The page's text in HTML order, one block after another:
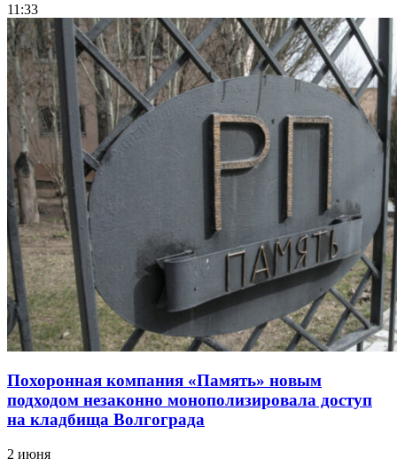
11:33
Похоронная компания «Память» новым
подходом незаконно монополизировала доступ
на кладбища Волгограда
2 июня